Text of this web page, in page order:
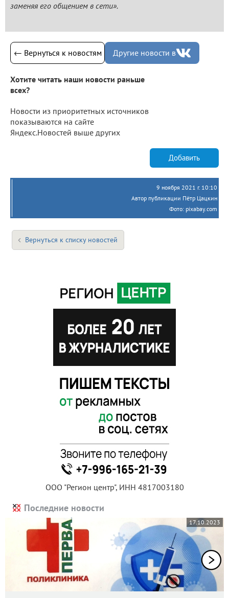
заменяя его общением в сети».
← Вернуться к новостям Другие новости в
Хотите читать наши новости раньше
всех?
Новости из приоритетных источников
показываются на сайте
Яндекс.Новостей выше других
Добавить
9 ноября 2021 г. 10:10
Автор публикации Пётр Цацкин
Фото: pixabay.com
Вернуться к списку новостей
ООО "Регион центр", ИНН 4817003180
Последние новости
17.10.2023